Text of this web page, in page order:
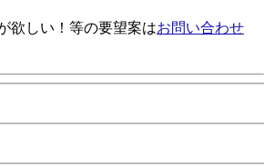
欲しい！等の要望案はお問い合わせ